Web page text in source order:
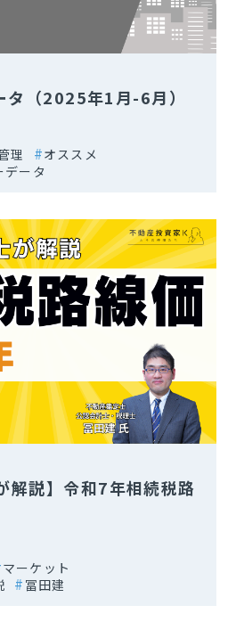
（2025年1月-6月）
理
オススメ
データ
解説】令和7年相続税路
マーケット
冨田建